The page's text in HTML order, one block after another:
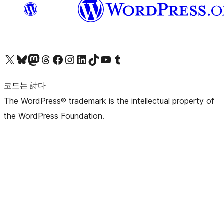
X(이전 트위터) 계정 방문하기블루스카이 계정 방문하기마스토돈 계정 방문하기스레드 계정 방문하기 페이스북 페이지 방문하기인스타그램 계정 방문하기 LinkedIn 계정 방문하기틱톡 계정 방문하기유튜브 채널 방문하기 텀블러 계정 방문하기
코드는 詩다
The WordPress® trademark is the intellectual property of
the WordPress Foundation.